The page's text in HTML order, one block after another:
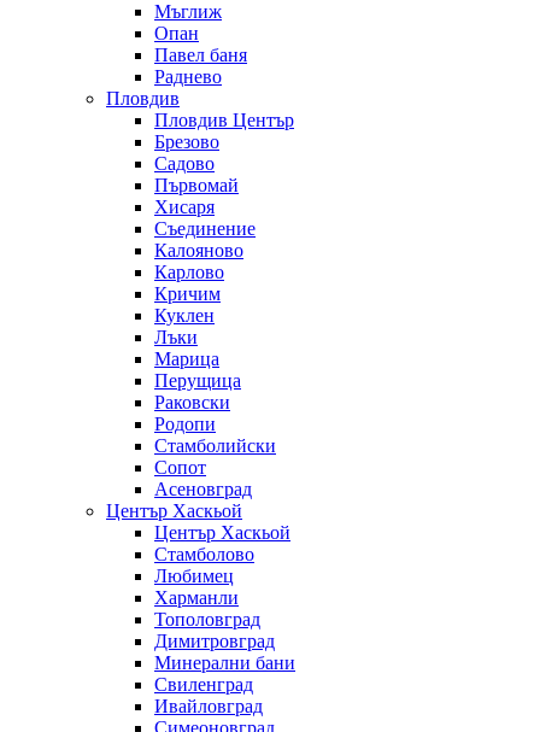
Мъглиж
Опан
Павел баня
Раднево
Пловдив
Пловдив Център
Брезово
Садово
Първомай
Хисаря
Съединение
Калояново
Карлово
Кричим
Куклен
Лъки
Марица
Перущица
Раковски
Родопи
Стамболийски
Сопот
Асеновград
Център Хаскьой
Център Хаскьой
Стамболово
Любимец
Харманли
Тополовград
Димитровград
Минерални бани
Свиленград
Ивайловград